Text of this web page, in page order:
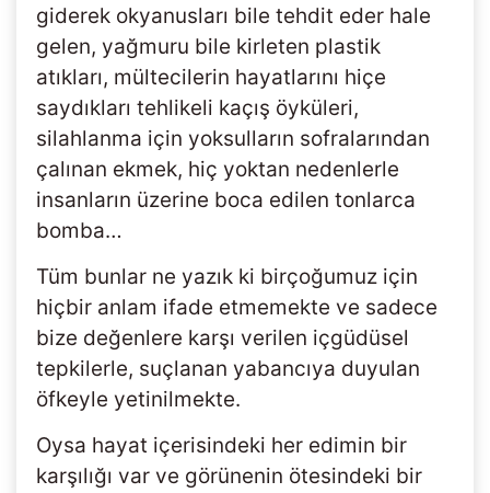
giderek okyanusları bile tehdit eder hale
gelen, yağmuru bile kirleten plastik
atıkları, mültecilerin hayatlarını hiçe
saydıkları tehlikeli kaçış öyküleri,
silahlanma için yoksulların sofralarından
çalınan ekmek, hiç yoktan nedenlerle
insanların üzerine boca edilen tonlarca
bomba…
Tüm bunlar ne yazık ki birçoğumuz için
hiçbir anlam ifade etmemekte ve sadece
bize değenlere karşı verilen içgüdüsel
tepkilerle, suçlanan yabancıya duyulan
öfkeyle yetinilmekte.
Oysa hayat içerisindeki her edimin bir
karşılığı var ve görünenin ötesindeki bir